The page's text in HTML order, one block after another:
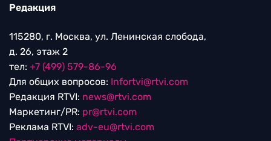
Редакция
115280, г. Москва, ул. Ленинская слобода,
д. 26, этаж 2
тел: +7 (499) 579-86-96
Для общих вопросов: Infortvi@rtvi.com
Редакция RTVI: news@rtvi.com
Маркетинг/PR: pr@rtvi.com
Реклама RTVI: adv-eu@rtvi.com